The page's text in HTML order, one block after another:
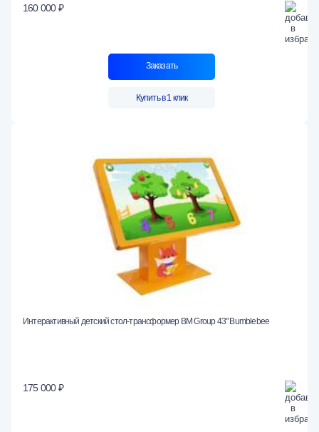
160 000 ₽
Заказать
Купить в 1 клик
Интерактивный детский стол-трансформер BM Group 43" Bumblebee
175 000 ₽